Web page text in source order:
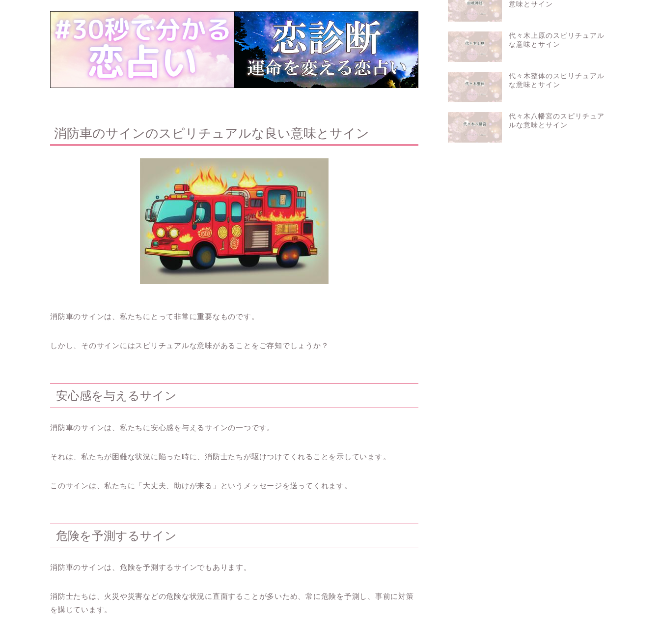
消防車のサインのスピリチュアルな良い意味とサイン
消防車のサインは、私たちにとって非常に重要なものです。
しかし、そのサインにはスピリチュアルな意味があることをご存知でしょうか？
安心感を与えるサイン
消防車のサインは、私たちに安心感を与えるサインの一つです。
それは、私たちが困難な状況に陥った時に、消防士たちが駆けつけてくれることを示しています。
このサインは、私たちに「大丈夫、助けが来る」というメッセージを送ってくれます。
危険を予測するサイン
消防車のサインは、危険を予測するサインでもあります。
消防士たちは、火災や災害などの危険な状況に直面することが多いため、常に危険を予測し、事前に対策
を講じています。
意味とサイン
代々木上原のスピリチュアル
な意味とサイン
代々木整体のスピリチュアル
な意味とサイン
代々木八幡宮のスピリチュア
ルな意味とサイン